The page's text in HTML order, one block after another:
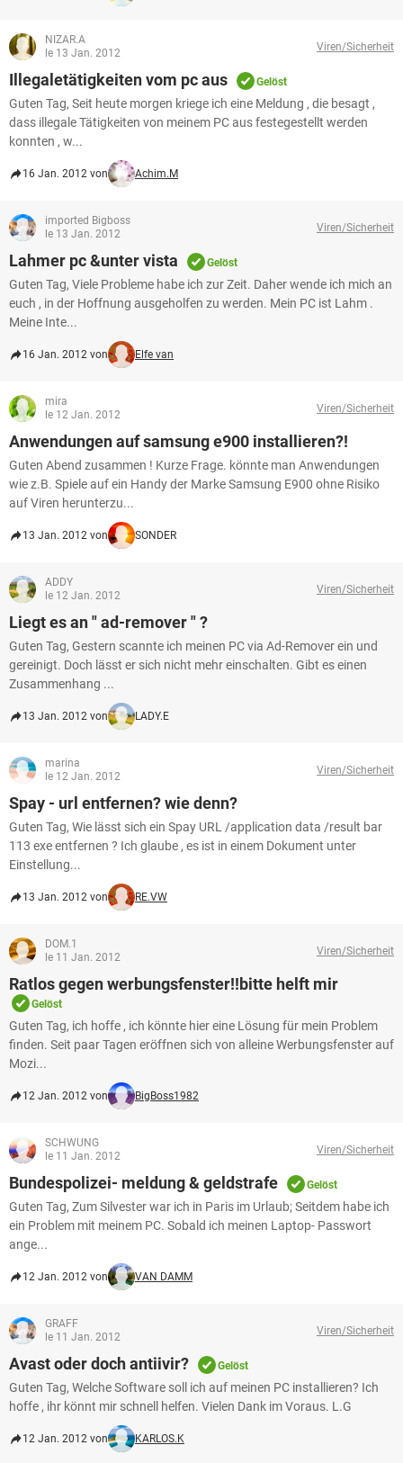
NIZAR.A
le 13 Jan. 2012
Viren/Sicherheit
Illegaletätigkeiten vom pc aus Gelöst
Guten Tag, Seit heute morgen kriege ich eine Meldung , die besagt ,
dass illegale Tätigkeiten von meinem PC aus festegestellt werden
konnten , w...
16 Jan. 2012 von Achim.M
imported Bigboss
le 13 Jan. 2012
Viren/Sicherheit
Lahmer pc &unter vista Gelöst
Guten Tag, Viele Probleme habe ich zur Zeit. Daher wende ich mich an
euch , in der Hoffnung ausgeholfen zu werden. Mein PC ist Lahm .
Meine Inte...
16 Jan. 2012 von Elfe van
mira
le 12 Jan. 2012
Viren/Sicherheit
Anwendungen auf samsung e900 installieren?!
Guten Abend zusammen ! Kurze Frage. könnte man Anwendungen
wie z.B. Spiele auf ein Handy der Marke Samsung E900 ohne Risiko
auf Viren herunterzu...
13 Jan. 2012 von SONDER
ADDY
le 12 Jan. 2012
Viren/Sicherheit
Liegt es an " ad-remover " ?
Guten Tag, Gestern scannte ich meinen PC via Ad-Remover ein und
gereinigt. Doch lässt er sich nicht mehr einschalten. Gibt es einen
Zusammenhang ...
13 Jan. 2012 von LADY.E
marina
le 12 Jan. 2012
Viren/Sicherheit
Spay - url entfernen? wie denn?
Guten Tag, Wie lässt sich ein Spay URL /application data /result bar
113 exe entfernen ? Ich glaube , es ist in einem Dokument unter
Einstellung...
13 Jan. 2012 von RE.VW
DOM.1
le 11 Jan. 2012
Viren/Sicherheit
Ratlos gegen werbungsfenster!!bitte helft mir
Gelöst
Guten Tag, ich hoffe , ich könnte hier eine Lösung für mein Problem
finden. Seit paar Tagen eröffnen sich von alleine Werbungsfenster auf
Mozi...
12 Jan. 2012 von BigBoss1982
SCHWUNG
le 11 Jan. 2012
Viren/Sicherheit
Bundespolizei- meldung & geldstrafe Gelöst
Guten Tag, Zum Silvester war ich in Paris im Urlaub; Seitdem habe ich
ein Problem mit meinem PC. Sobald ich meinen Laptop- Passwort
ange...
12 Jan. 2012 von VAN DAMM
GRAFF
le 11 Jan. 2012
Viren/Sicherheit
Avast oder doch antiivir? Gelöst
Guten Tag, Welche Software soll ich auf meinen PC installieren? Ich
hoffe , ihr könnt mir schnell helfen. Vielen Dank im Voraus. L.G
12 Jan. 2012 von KARLOS.K